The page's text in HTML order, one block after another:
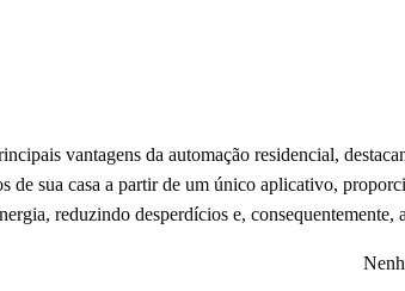
vantagens da automação residencial,
de sua casa a partir de um único aplicativo,
reduzindo desperdícios e, consequentemente,